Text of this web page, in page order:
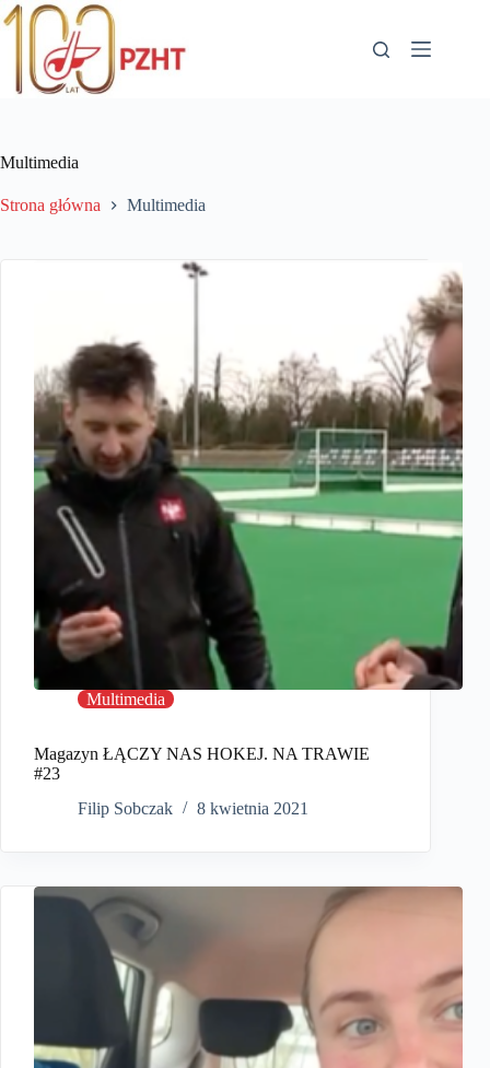
Przejdź
do
Multimedia
Strona główna Multimedia
Multimedia
Magazyn ŁĄCZY NAS HOKEJ. NA TRAWIE
#23
Filip Sobczak
8 kwietnia 2021